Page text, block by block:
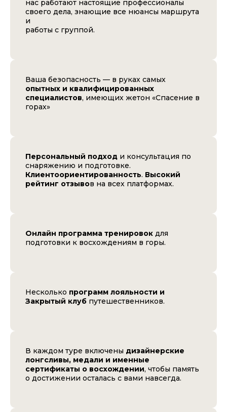
нас работают настоящие профессионалы
своего дела, знающие все нюансы маршрута
и
работы с группой.
Ваша безопасность — в руках самых
опытных и квалифицированных
специалистов, имеющих жетон «Спасение в
горах»
Персональный подход и консультация по
снаряжению и подготовке.
Клиентоориентированность. Высокий
рейтинг отзывов на всех платформах.
Онлайн программа тренировок для
подготовки к восхождениям в горы.
Несколько программ лояльности и
Закрытый клуб путешественников.
В каждом туре включены дизайнерские
лонгсливы, медали и именные
сертификаты о восхождении, чтобы память
о достижении осталась с вами навсегда.